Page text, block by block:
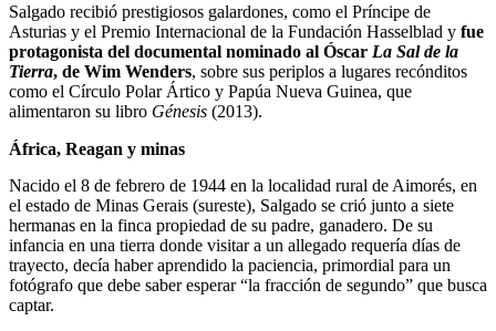
Salgado recibió prestigiosos galardones, como el Príncipe de
Asturias y el Premio Internacional de la Fundación Hasselblad y fue
protagonista del documental nominado al Óscar La Sal de la
Tierra, de Wim Wenders, sobre sus periplos a lugares recónditos
como el Círculo Polar Ártico y Papúa Nueva Guinea, que
alimentaron su libro Génesis (2013).
África, Reagan y minas
Nacido el 8 de febrero de 1944 en la localidad rural de Aimorés, en
el estado de Minas Gerais (sureste), Salgado se crió junto a siete
hermanas en la finca propiedad de su padre, ganadero. De su
infancia en una tierra donde visitar a un allegado requería días de
trayecto, decía haber aprendido la paciencia, primordial para un
fotógrafo que debe saber esperar “la fracción de segundo” que busca
captar.